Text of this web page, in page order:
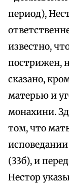
период),
известно,
пострижен,
сказано,
матерью и
монахини.
том, что
(33б), и
Нестор